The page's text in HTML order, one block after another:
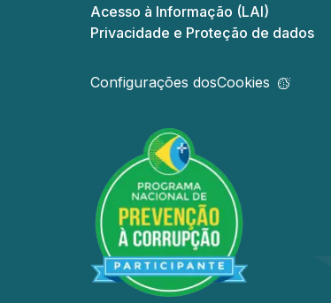
Acesso à Informação (LAI)
Privacidade e Proteção de dados
Configurações dosCookies